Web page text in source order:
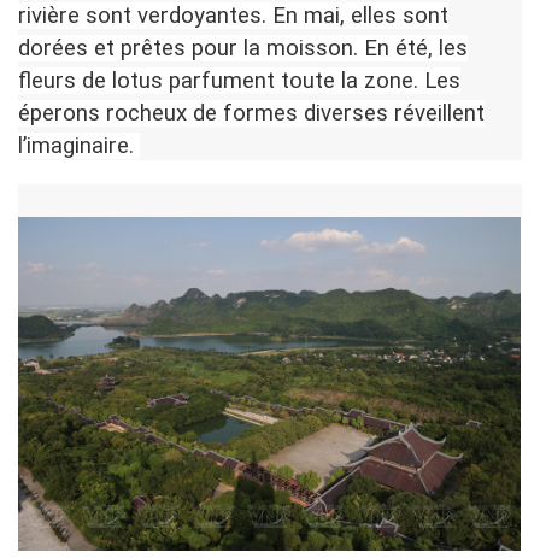
rivière sont verdoyantes. En mai, elles sont
dorées et prêtes pour la moisson. En été, les
fleurs de lotus parfument toute la zone. Les
éperons rocheux de formes diverses réveillent
l’imaginaire.